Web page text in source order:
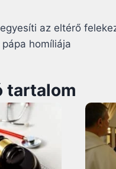
az eltérő
homíliája
tartalom